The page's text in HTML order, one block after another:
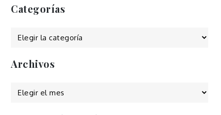
Categorías
Archivos